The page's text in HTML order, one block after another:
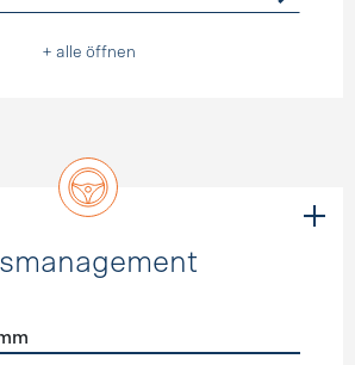
+ alle öffnen